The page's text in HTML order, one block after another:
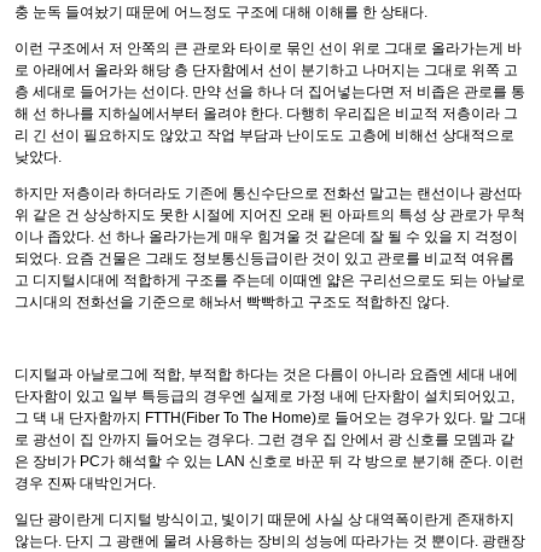
충 눈독 들여놨기 때문에 어느정도 구조에 대해 이해를 한 상태다.
이런 구조에서 저 안쪽의 큰 관로와 타이로 묶인 선이 위로 그대로 올라가는게 바
로 아래에서 올라와 해당 층 단자함에서 선이 분기하고 나머지는 그대로 위쪽 고
층 세대로 들어가는 선이다. 만약 선을 하나 더 집어넣는다면 저 비좁은 관로를 통
해 선 하나를 지하실에서부터 올려야 한다. 다행히 우리집은 비교적 저층이라 그
리 긴 선이 필요하지도 않았고 작업 부담과 난이도도 고층에 비해선 상대적으로
낮았다.
하지만 저층이라 하더라도 기존에 통신수단으로 전화선 말고는 랜선이나 광선따
위 같은 건 상상하지도 못한 시절에 지어진 오래 된 아파트의 특성 상 관로가 무척
이나 좁았다. 선 하나 올라가는게 매우 힘겨울 것 같은데 잘 될 수 있을 지 걱정이
되었다. 요즘 건물은 그래도 정보통신등급이란 것이 있고 관로를 비교적 여유롭
고 디지털시대에 적합하게 구조를 주는데 이때엔 얇은 구리선으로도 되는 아날로
그시대의 전화선을 기준으로 해놔서 빡빡하고 구조도 적합하진 않다.
디지털과 아날로그에 적합, 부적합 하다는 것은 다름이 아니라 요즘엔 세대 내에
단자함이 있고 일부 특등급의 경우엔 실제로 가정 내에 단자함이 설치되어있고,
그 댁 내 단자함까지 FTTH(Fiber To The Home)로 들어오는 경우가 있다. 말 그대
로 광선이 집 안까지 들어오는 경우다. 그런 경우 집 안에서 광 신호를 모뎀과 같
은 장비가 PC가 해석할 수 있는 LAN 신호로 바꾼 뒤 각 방으로 분기해 준다. 이런
경우 진짜 대박인거다.
일단 광이란게 디지털 방식이고, 빛이기 때문에 사실 상 대역폭이란게 존재하지
않는다. 단지 그 광랜에 물려 사용하는 장비의 성능에 따라가는 것 뿐이다. 광랜장